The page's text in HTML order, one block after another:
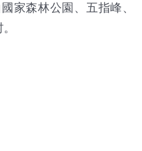
家森林公園、五指峰、